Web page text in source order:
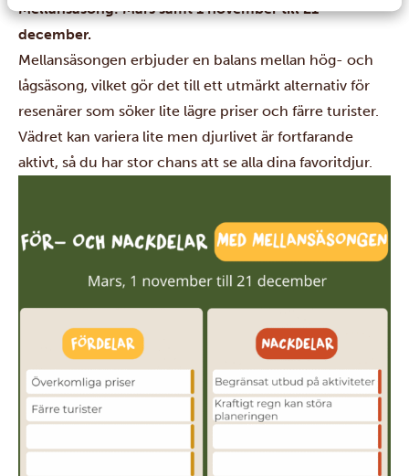
Mellansäsong: Mars samt 1 november till 21
december.
Mellansäsongen erbjuder en balans mellan hög- och
lågsäsong, vilket gör det till ett utmärkt alternativ för
resenärer som söker lite lägre priser och färre turister.
Vädret kan variera lite men djurlivet är fortfarande
aktivt, så du har stor chans att se alla dina favoritdjur.